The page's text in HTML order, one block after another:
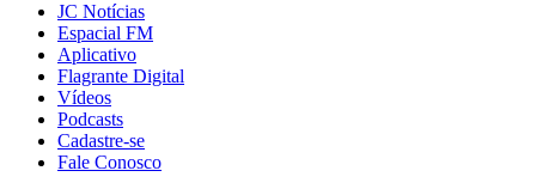
JC Notícias
Espacial FM
Aplicativo
Flagrante Digital
Vídeos
Podcasts
Cadastre-se
Fale Conosco